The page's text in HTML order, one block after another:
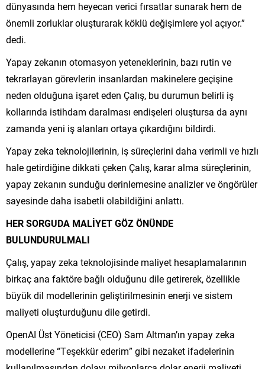
dünyasında hem heyecan verici fırsatlar sunarak hem de
önemli zorluklar oluşturarak köklü değişimlere yol açıyor.”
dedi.
Yapay zekanın otomasyon yeteneklerinin, bazı rutin ve
tekrarlayan görevlerin insanlardan makinelere geçişine
neden olduğuna işaret eden Çalış, bu durumun belirli iş
kollarında istihdam daralması endişeleri oluştursa da aynı
zamanda yeni iş alanları ortaya çıkardığını bildirdi.
Yapay zeka teknolojilerinin, iş süreçlerini daha verimli ve hızlı
hale getirdiğine dikkati çeken Çalış, karar alma süreçlerinin,
yapay zekanın sunduğu derinlemesine analizler ve öngörüler
sayesinde daha isabetli olabildiğini anlattı.
HER SORGUDA MALİYET GÖZ ÖNÜNDE
BULUNDURULMALI
Çalış, yapay zeka teknolojisinde maliyet hesaplamalarının
birkaç ana faktöre bağlı olduğunu dile getirerek, özellikle
büyük dil modellerinin geliştirilmesinin enerji ve sistem
maliyeti oluşturduğunu dile getirdi.
OpenAI Üst Yöneticisi (CEO) Sam Altman’ın yapay zeka
modellerine “Teşekkür ederim” gibi nezaket ifadelerinin